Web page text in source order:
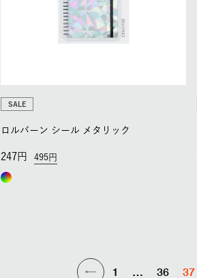
SALE
ロルバーン シール メタリック
495
247
1 36 37